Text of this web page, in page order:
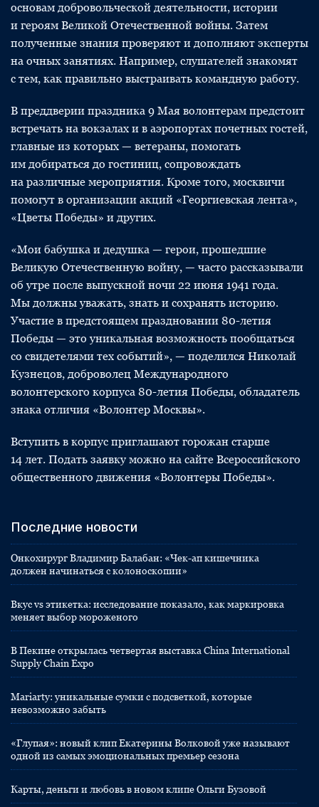
основам добровольческой деятельности, истории
и героям Великой Отечественной войны. Затем
полученные знания проверяют и дополняют эксперты
на очных занятиях. Например, слушателей знакомят
с тем, как правильно выстраивать командную работу.
В преддверии праздника 9 Мая волонтерам предстоит
встречать на вокзалах и в аэропортах почетных гостей,
главные из которых — ветераны, помогать
им добираться до гостиниц, сопровождать
на различные мероприятия. Кроме того, москвичи
помогут в организации акций «Георгиевская лента»,
«Цветы Победы» и других.
«Мои бабушка и дедушка — герои, прошедшие
Великую Отечественную войну, — часто рассказывали
об утре после выпускной ночи 22 июня 1941 года.
Мы должны уважать, знать и сохранять историю.
Участие в предстоящем праздновании 80-летия
Победы — это уникальная возможность пообщаться
со свидетелями тех событий», — поделился Николай
Кузнецов, доброволец Международного
волонтерского корпуса 80-летия Победы, обладатель
знака отличия «Волонтер Москвы».
Вступить в корпус приглашают горожан старше
14 лет. Подать заявку можно на сайте Всероссийского
общественного движения «Волонтеры Победы».
Последние новости
Онкохирург Владимир Балабан: «Чек-ап кишечника
должен начинаться с колоноскопии»
Вкус vs этикетка: исследование показало, как маркировка
меняет выбор мороженого
В Пекине открылась четвертая выставка China International
Supply Chain Expo
Mariarty: уникальные сумки с подсветкой, которые
невозможно забыть
«Глупая»: новый клип Екатерины Волковой уже называют
одной из самых эмоциональных премьер сезона
Карты, деньги и любовь в новом клипе Ольги Бузовой